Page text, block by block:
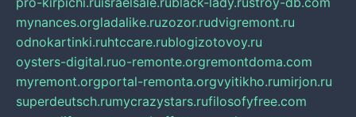
mynances.orgladalike.ruzozor.rudvigremont.ru
odnokartinki.ruhtccare.rublogizotovoy.ru
oysters-digital.ruo-remonte.orgremontdoma.com
myremont.orgportal-remonta.orgvyitikho.rumirjon.ru
superdeutsch.rumycrazystars.rufilosofyfree.com